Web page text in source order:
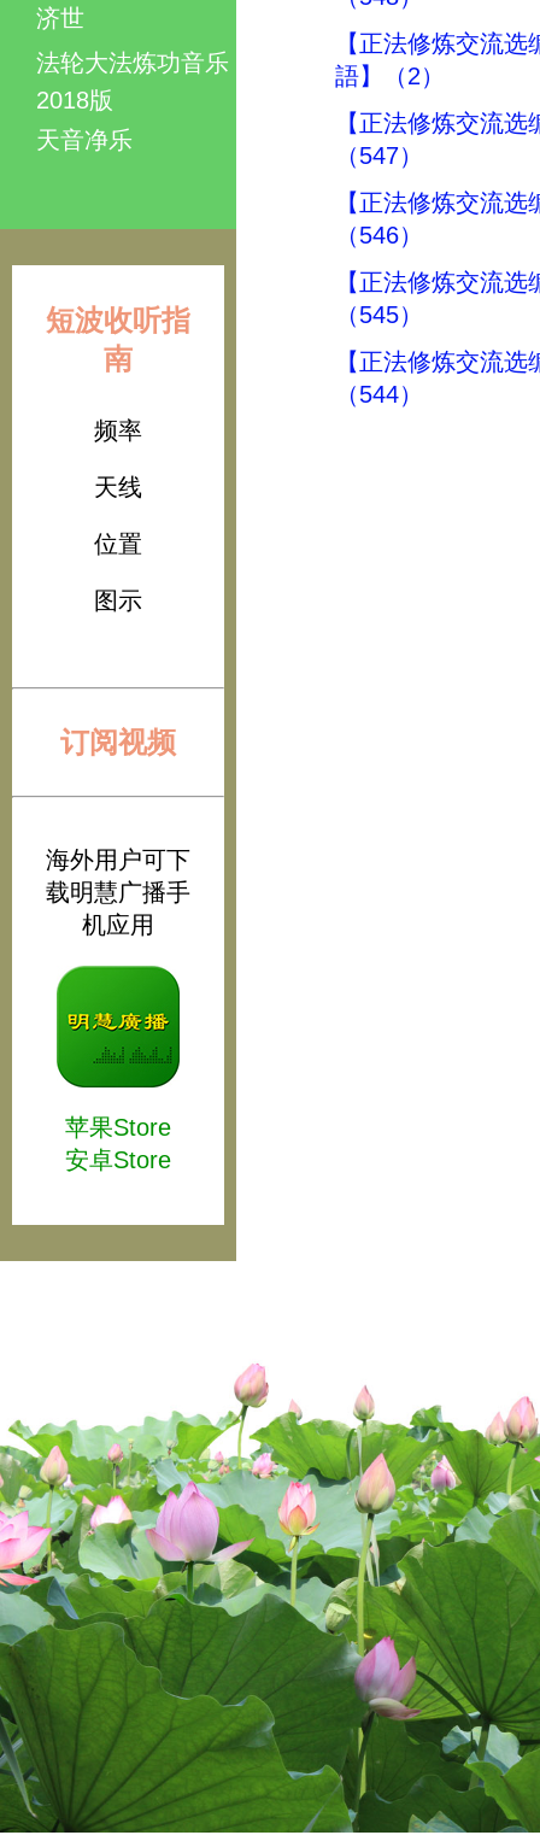
济世
法轮大法炼功音乐
2018版
天音净乐
短波收听指
南
频率
天线
位置
图示
订阅视频
海外用户可下
载明慧广播手
机应用
苹果Store
安卓Store
【正法修炼交流
語】（2）
【正法修炼交流
（547）
【正法修炼交流
（546）
【正法修炼交流
（545）
【正法修炼交流
（544）